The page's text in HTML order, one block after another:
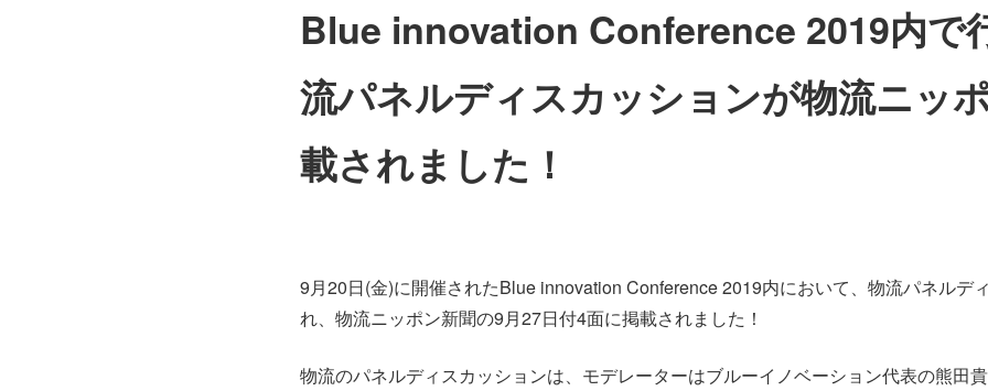
Blue innovation Conference 2019内で
流パネルディスカッションが物流ニッ
載されました！
9月20日(金)に開催されたBlue innovation Conference 2019内において、物流パネルデ
れ、物流ニッポン新聞の9月27日付4面に掲載されました！
物流のパネルディスカッションは、モデレーターはブルーイノベーション代表の熊田